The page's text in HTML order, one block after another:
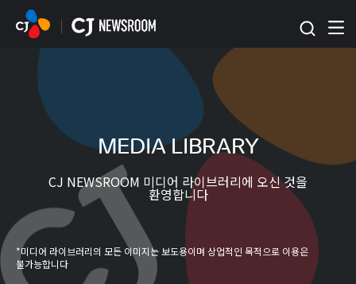
본문 바로가기
MEDIA LIBRARY
CJ NEWSROOM 미디어 라이브러리에 오신 것을
환영합니다
*미디어 라이브러리의 모든 이미지는 보도용이며 상업적인 목적으로 이용은
불가능합니다